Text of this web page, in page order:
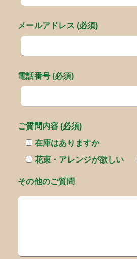
メールアドレス (必須)
電話番号 (必須)
ご質問内容 (必須)
在庫はありますか
花束・アレンジが欲しい
その他のご質問